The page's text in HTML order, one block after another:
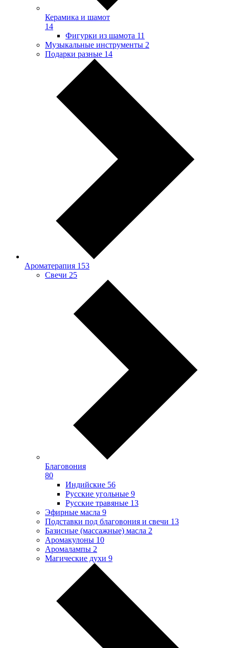
Керамика и шамот
14
Фигурки из шамота 11
Музыкальные инструменты 2
Подарки разные 14
Ароматерапия 153
Свечи 25
Благовония
80
Индийские 56
Русские угольные 9
Русские травяные 13
Эфирные масла 9
Подставки под благовония и свечи 13
Базисные (массажные) масла 2
Аромакулоны 10
Аромалампы 2
Магические духи 9